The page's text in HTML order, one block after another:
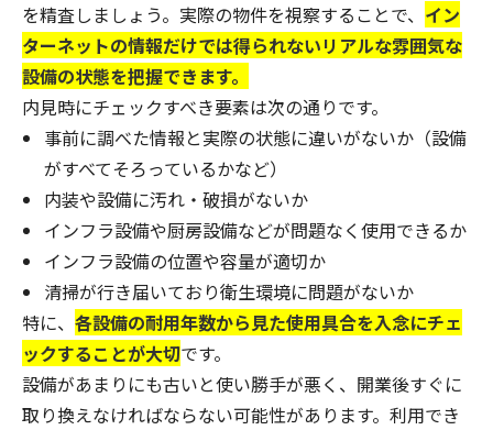
を精査しましょう。実際の物件を視察することで、 イン
ターネットの情報だけでは得られないリアルな雰囲気な
設備の状態を把握できます。
内見時にチェックすべき要素は次の通りです。
事前に調べた情報と実際の状態に違いがないか（設備
がすべてそろっているかなど）
内装や設備に汚れ・破損がないか
インフラ設備や厨房設備などが問題なく使用できるか
インフラ設備の位置や容量が適切か
清掃が行き届いており衛生環境に問題がないか
特に、 各設備の耐用年数から見た使用具合を入念にチェ
ックすることが大切です。
設備があまりにも古いと使い勝手が悪く、開業後すぐに
取り換えなければならない可能性があります。利用でき